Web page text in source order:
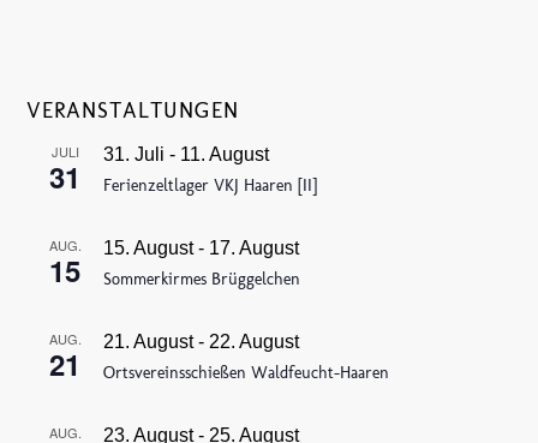
VERANSTALTUNGEN
JULI
31
31. Juli - 11. August
Ferienzeltlager VKJ Haaren [II]
AUG.
15
15. August- 17. August
Sommerkirmes Brüggelchen
AUG.
21
21. August- 22. August
Ortsvereinsschießen Waldfeucht-Haaren
AUG. 23. August- 25. August